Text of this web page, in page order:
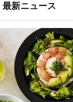
最新ニュース